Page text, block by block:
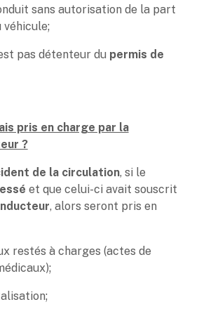
sans autorisation de la part
pas détenteur du permis de
pris en charge par la
?
de la circulation, si le
et que celui-ci avait souscrit
, alors seront pris en
restés à charges (actes de